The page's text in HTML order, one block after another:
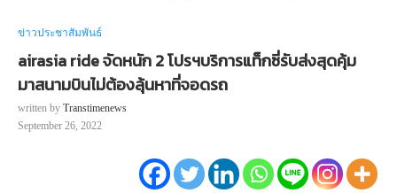
ข่าวประชาสัมพันธ์
airasia ride จัดหนัก 2 โปรฯบริการแท็กซี่รับส่งสุดคุ้ม
มาสนามบินไม่ต้องลุ้นหาที่จอดรถ
written by Transtimenews
September 26, 2022